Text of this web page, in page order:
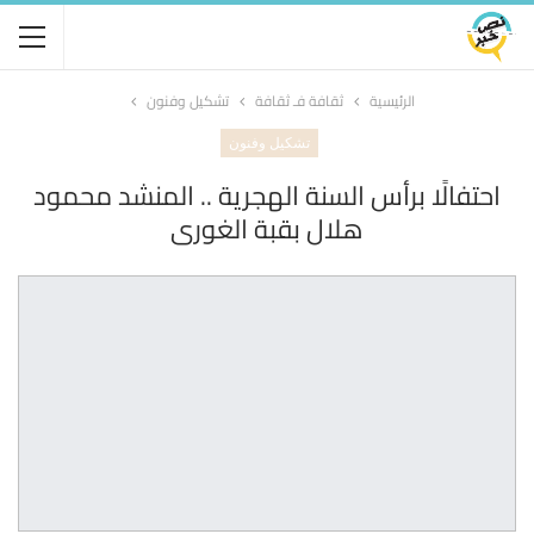
الرئيسية ثقافة فـ ثقافة تشكيل وفنون
تشكيل وفنون
احتفالًا برأس السنة الهجرية .. المنشد محمود
هلال بقبة الغورى